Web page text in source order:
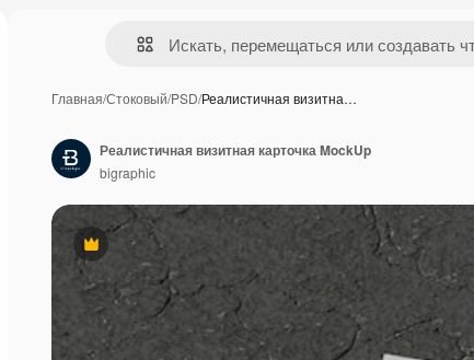
Главная/Стоковый/PSD/Реалистичная визитна…
Премиум
Реалистичная визитная карточка MockUp
bigraphic